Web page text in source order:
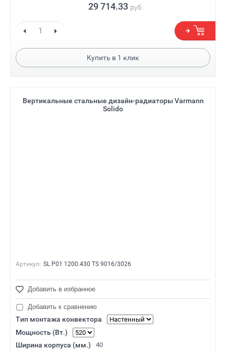
29 714.33 руб.
Купить в 1 клик
Вертикальные стальные дизайн-радиаторы Varmann
Solido
Артикул: SL P01 1200.430 TS 9016/3026
Добавить в избранное
Добавить к сравнению
Тип монтажа конвектора
Мощность (Вт.)
Ширина корпуса (мм.)
40